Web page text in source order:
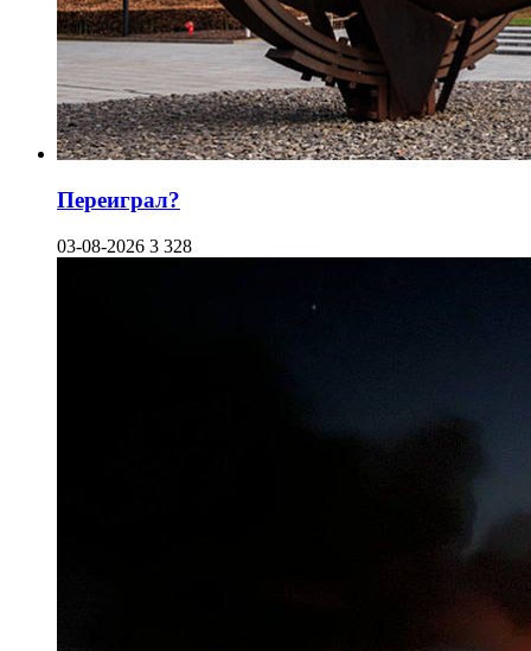
Переиграл?
03-08-2026 3 328